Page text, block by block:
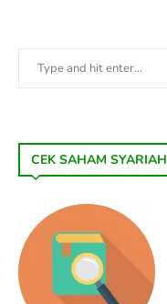
CEK SAHAM SYARIAH